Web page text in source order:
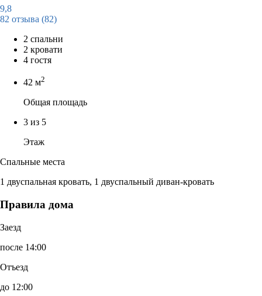
9,8
82 отзыва (82)
2 спальни
2 кровати
4 гостя
42 м2
Общая площадь
3 из 5
Этаж
Спальные места
1 двуспальная кровать, 1 двуспальный диван-кровать
Правила дома
Заезд
после 14:00
Отъезд
до 12:00